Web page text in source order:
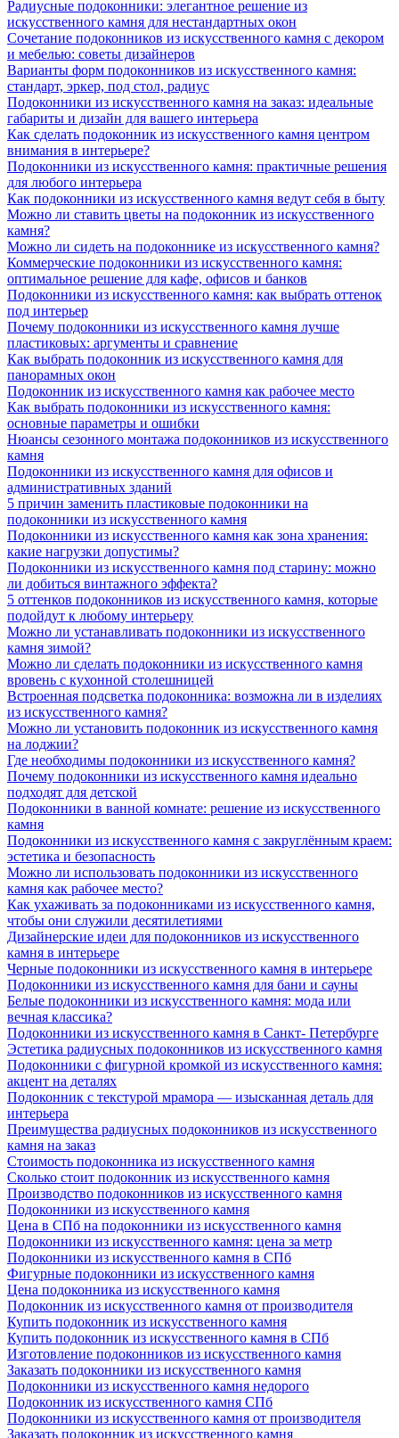
Радиусные подоконники: элегантное решение из
искусственного камня для нестандартных окон
Сочетание подоконников из искусственного камня с декором
и мебелью: советы дизайнеров
Варианты форм подоконников из искусственного камня:
стандарт, эркер, под стол, радиус
Подоконники из искусственного камня на заказ: идеальные
габариты и дизайн для вашего интерьера
Как сделать подоконник из искусственного камня центром
внимания в интерьере?
Подоконники из искусственного камня: практичные решения
для любого интерьера
Как подоконники из искусственного камня ведут себя в быту
Можно ли ставить цветы на подоконник из искусственного
камня?
Можно ли сидеть на подоконнике из искусственного камня?
Коммерческие подоконники из искусственного камня:
оптимальное решение для кафе, офисов и банков
Подоконники из искусственного камня: как выбрать оттенок
под интерьер
Почему подоконники из искусственного камня лучше
пластиковых: аргументы и сравнение
Как выбрать подоконник из искусственного камня для
панорамных окон
Подоконник из искусственного камня как рабочее место
Как выбрать подоконники из искусственного камня:
основные параметры и ошибки
Нюансы сезонного монтажа подоконников из искусственного
камня
Подоконники из искусственного камня для офисов и
административных зданий
5 причин заменить пластиковые подоконники на
подоконники из искусственного камня
Подоконники из искусственного камня как зона хранения:
какие нагрузки допустимы?
Подоконники из искусственного камня под старину: можно
ли добиться винтажного эффекта?
5 оттенков подоконников из искусственного камня, которые
подойдут к любому интерьеру
Можно ли устанавливать подоконники из искусственного
камня зимой?
Можно ли сделать подоконники из искусственного камня
вровень с кухонной столешницей
Встроенная подсветка подоконника: возможна ли в изделиях
из искусственного камня?
Можно ли установить подоконник из искусственного камня
на лоджии?
Где необходимы подоконники из искусственного камня?
Почему подоконники из искусственного камня идеально
подходят для детской
Подоконники в ванной комнате: решение из искусственного
камня
Подоконники из искусственного камня с закруглённым краем:
эстетика и безопасность
Можно ли использовать подоконники из искусственного
камня как рабочее место?
Как ухаживать за подоконниками из искусственного камня,
чтобы они служили десятилетиями
Дизайнерские идеи для подоконников из искусственного
камня в интерьере
Черные подоконники из искусственного камня в интерьере
Подоконники из искусственного камня для бани и сауны
Белые подоконники из искусственного камня: мода или
вечная классика?
Подоконники из искусственного камня в Санкт- Петербурге
Эстетика радиусных подоконников из искусственного камня
Подоконники с фигурной кромкой из искусственного камня:
акцент на деталях
Подоконник с текстурой мрамора — изысканная деталь для
интерьера
Преимущества радиусных подоконников из искусственного
камня на заказ
Стоимость подоконника из искусственного камня
Сколько стоит подоконник из искусственного камня
Производство подоконников из искусственного камня
Подоконники из искусственного камня
Цена в СПб на подоконники из искусственного камня
Подоконники из искусственного камня: цена за метр
Подоконники из искусственного камня в СПб
Фигурные подоконники из искусственного камня
Цена подоконника из искусственного камня
Подоконник из искусственного камня от производителя
Купить подоконник из искусственного камня
Купить подоконник из искусственного камня в СПб
Изготовление подоконников из искусственного камня
Заказать подоконники из искусственного камня
Подоконники из искусственного камня недорого
Подоконник из искусственного камня СПб
Подоконники из искусственного камня от производителя
Заказать подоконник из искусственного камня